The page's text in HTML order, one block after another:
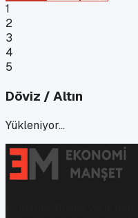
1
2
3
4
5
Döviz / Altın
Yükleniyor…